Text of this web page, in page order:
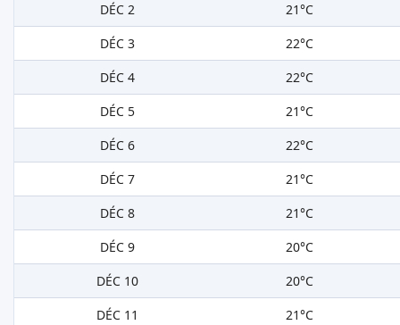
DÉC 2
21°C
DÉC 3
22°C
DÉC 4
22°C
DÉC 5
21°C
DÉC 6
22°C
DÉC 7
21°C
DÉC 8
21°C
DÉC 9
20°C
DÉC 10
20°C
DÉC 11
21°C